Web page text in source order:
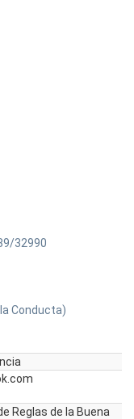
32990
Conducta)
Reglas de la Buena